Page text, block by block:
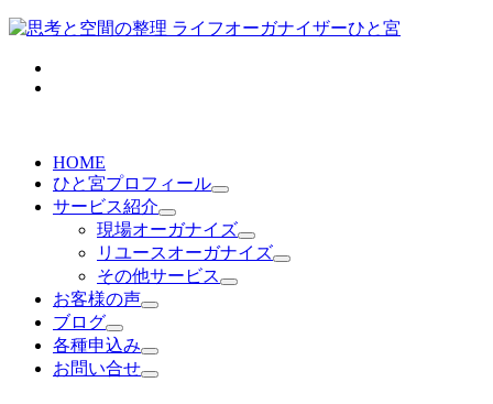
HOME
ひと宮プロフィール
サービス紹介
現場オーガナイズ
リユースオーガナイズ
その他サービス
お客様の声
ブログ
各種申込み
お問い合せ